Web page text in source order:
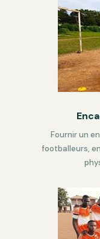
Fournirun
footballeurs,